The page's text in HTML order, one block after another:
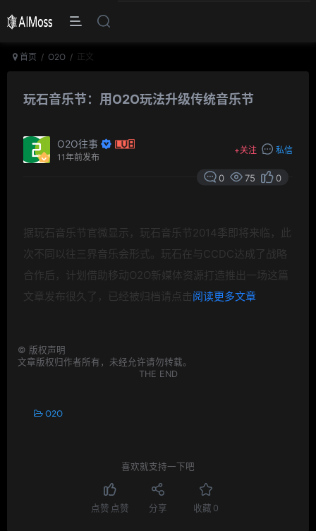
首页 O2O 正文
玩石音乐节：用O2O玩法升级传统音乐节
O2O往事
11年前发布
+关注 私信
0 75 0
据玩石音乐节官微显示，玩石音乐节2014 季即将来临，此
次不同以往三界音乐会形式。玩石在与CCDC达成了战略
合作后，计划借助移动O2O新媒体资源打造推出一场这篇
文章发布很久了，已经被归档请点击阅读更多文章
© 版权声明
文章版权归作者所有，未经允许请勿转载。
THE END
O2O
喜欢就支持一下吧
点赞 点赞 分享 收藏 0